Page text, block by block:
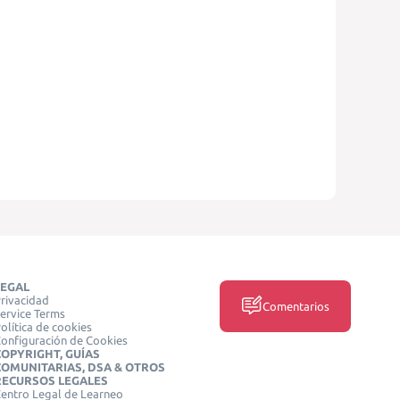
Terms
de cookies
de Cookies
GUÍAS
DSA & OTROS
LEGALES
Legal de Learneo
Comentarios